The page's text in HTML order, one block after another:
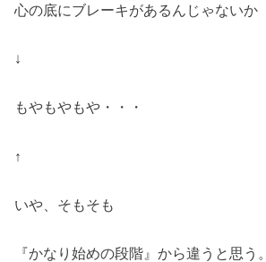
心の底にブレーキがあるんじゃないか
↓
もやもやもや・・・
↑
いや、そもそも
『かなり始めの段階』から違うと思う。